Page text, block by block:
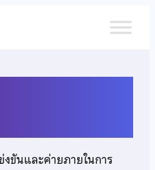
ขันและค่ายภายในการ